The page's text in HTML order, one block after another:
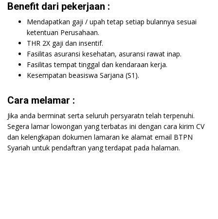
Benefit dari pekerjaan :
Mendapatkan gaji / upah tetap setiap bulannya sesuai
ketentuan Perusahaan.
THR 2X gaji dan insentif.
Fasilitas asuransi kesehatan, asuransi rawat inap.
Fasilitas tempat tinggal dan kendaraan kerja.
Kesempatan beasiswa Sarjana (S1).
Cara melamar :
Jika anda berminat serta seluruh persyaratn telah terpenuhi.
Segera lamar lowongan yang terbatas ini dengan cara kirim CV
dan kelengkapan dokumen lamaran ke alamat email BTPN
Syariah untuk pendaftran yang terdapat pada halaman.